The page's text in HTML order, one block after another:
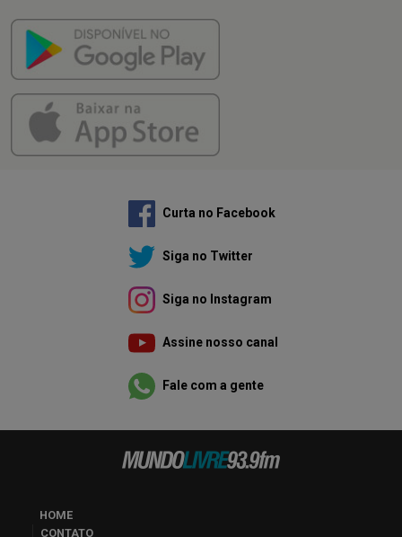
Curta no Facebook
Siga no Twitter
Siga no Instagram
Assine nosso canal
Fale com a gente
HOME
CONTATO